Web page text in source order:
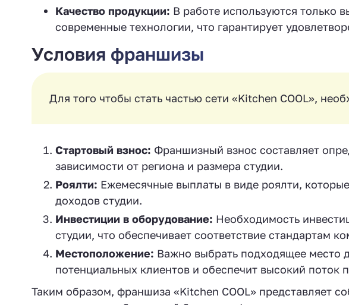
Качество продукции: В работе используются только
современные технологии, что гарантирует
Условия франшизы
Для того чтобы стать частью сети «Kitchen COOL»,
Стартовый взнос: Франшизный взнос составляет
зависимости от региона и размера студии.
Роялти: Ежемесячные выплаты в виде роялти,
доходов студии.
Инвестиции в оборудование: Необходимость
студии, что обеспечивает соответствие стандартам
Местоположение: Важно выбрать подходящее место
потенциальных клиентов и обеспечит высокий поток
Таким образом, франшиза «Kitchen COOL» представляет